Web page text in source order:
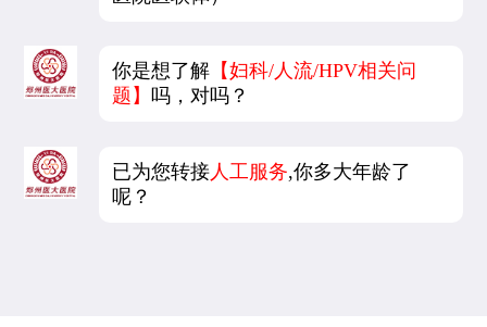
你是想了解 【妇科/人流/HPV相关问
题】吗，对吗？
已为您转接 人工服务,你多大年龄了
呢？